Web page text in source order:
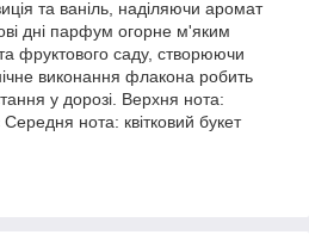
та ваніль, наділяючи аромат
дні парфум огорне м'яким
фруктового саду, створюючи
виконання флакона робить
у дорозі. Верхня нота:
нота: квітковий букет